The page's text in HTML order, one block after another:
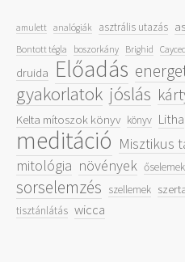
amulett analógiák asztrális utazás
Bontott tégla
boszorkány Brighid
druida Előadás
gyakorlatok jóslás
Kelta mítoszok könyv könyv Litha
meditáció Misztikus
mitológia növények őselemek
sorselemzés szellemek
tisztánlátás wicca